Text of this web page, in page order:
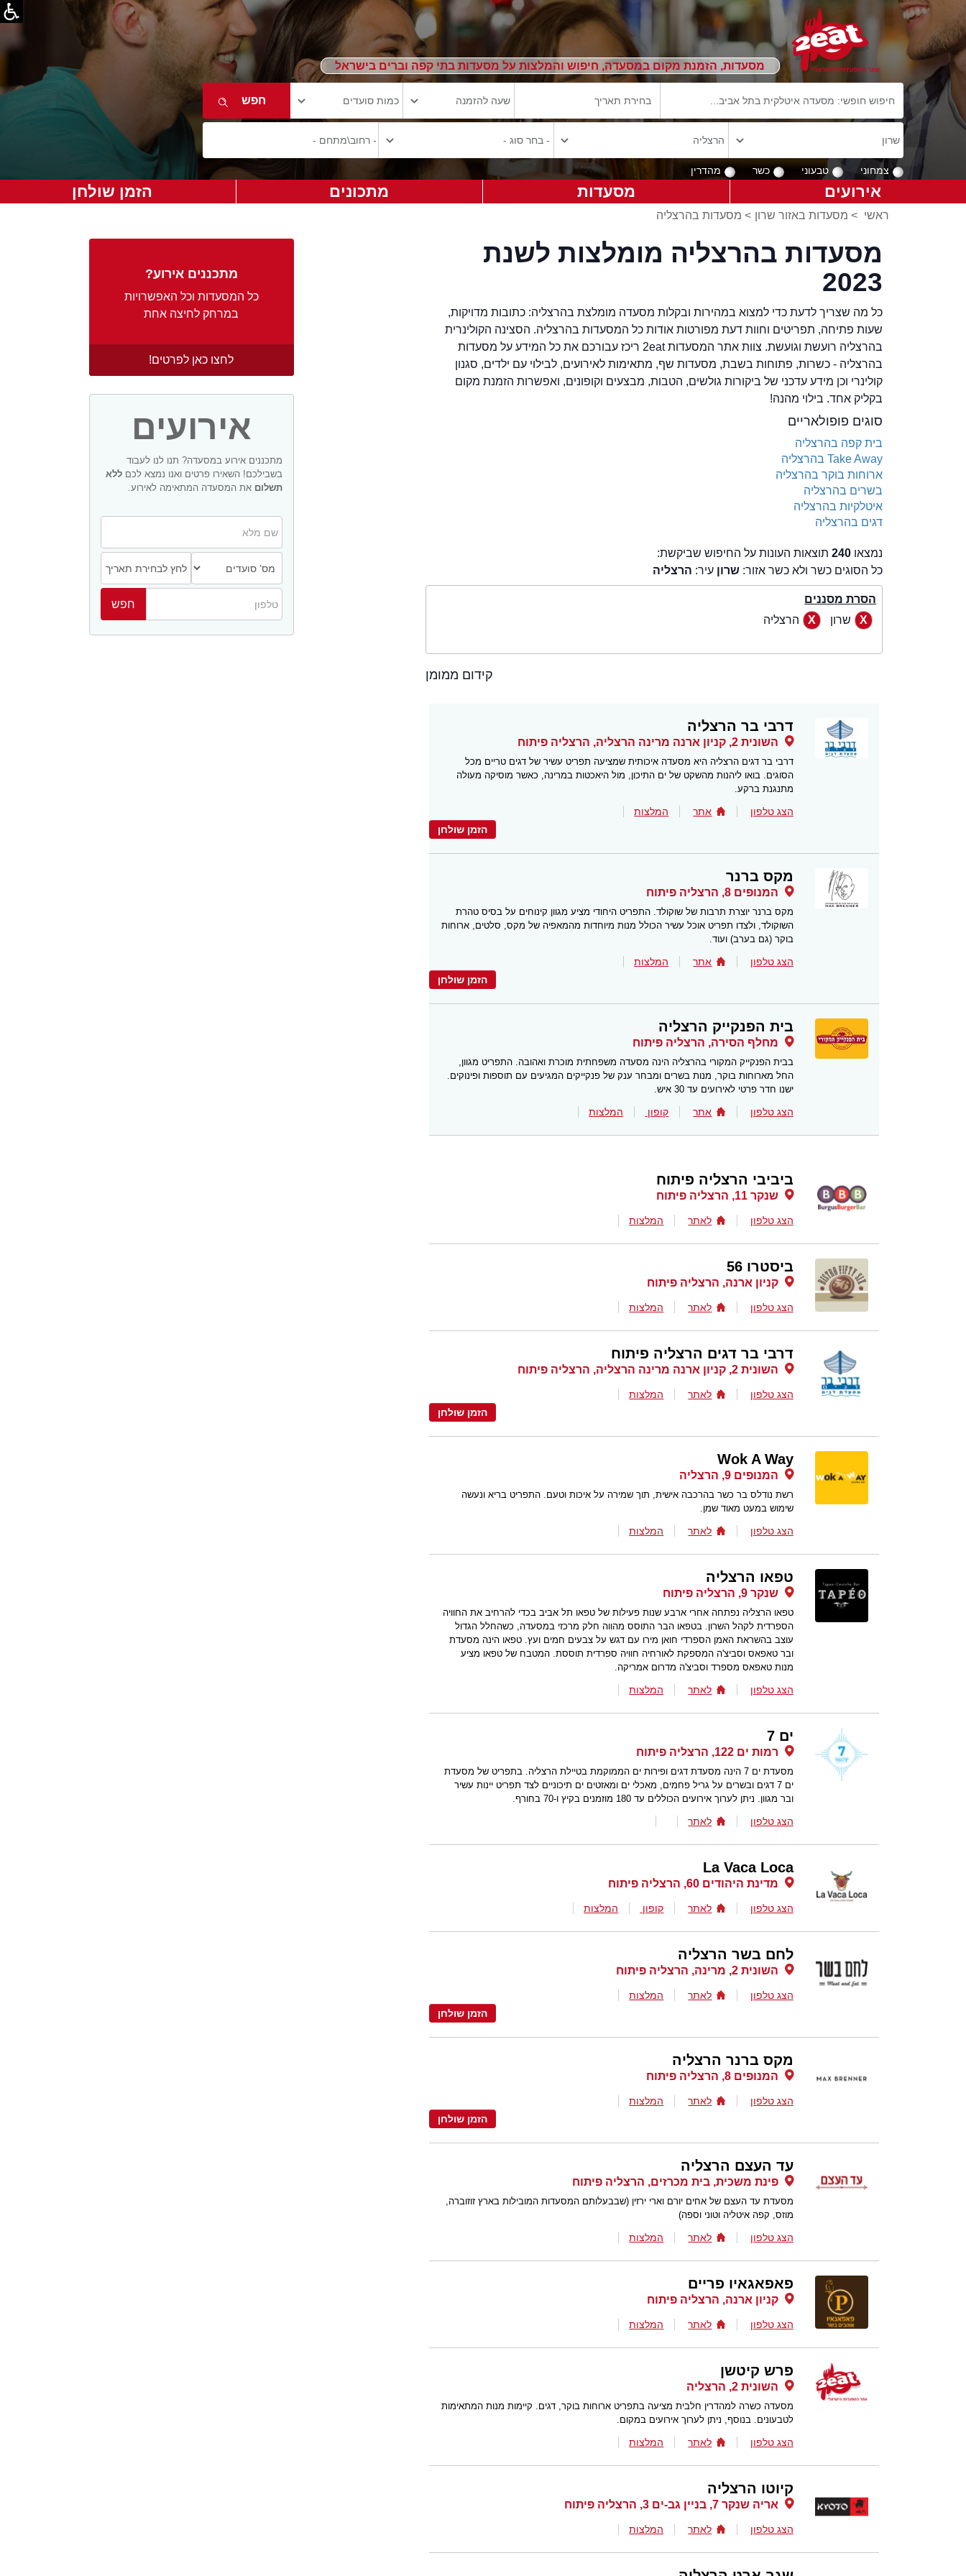
מסעדות, הזמנת מקום במסעדה, חיפוש והמלצות על מסעדות בתי קפה וברים בישראל
צמחוני טבעוני כשר מהדרין
אירועים מסעדות מתכונים הזמן שולחן
ראשי > מסעדות באזור שרון > מסעדות בהרצליה
מתכננים אירוע?
כל המסעדות וכל האפשרויות
במרחק לחיצה אחת
לחצו כאן לפרטים!
אירועים
מתכננים אירוע במסעדה? תנו לנו לעבוד
בשבילכם! השאירו פרטים ואנו נמצא לכם ללא
תשלום את המסעדה המתאימה לאירוע.
מסעדות בהרצליה מומלצות לשנת
2023
כל מה שצריך לדעת כדי למצוא במהירות ובקלות מסעדה מומלצת בהרצליה: כתובות מדויקות,
שעות פתיחה, תפריטים וחוות דעת מפורטות אודות כל המסעדות בהרצליה. הסצינה הקולינרית
בהרצליה רועשת וגועשת. צוות אתר המסעדות 2eat ריכז עבורכם את כל המידע על מסעדות
בהרצליה - כשרות, פתוחות בשבת, מסעדות שף, מתאימות לאירועים, לבילוי עם ילדים, סגנון
קולינרי וכן מידע עדכני של ביקורות גולשים, הטבות, מבצעים וקופונים, ואפשרות הזמנת מקום
בקליק אחד. בילוי מהנה!
סוגים פופולאריים
בית קפה בהרצליה
Take Away בהרצליה
ארוחות בוקר בהרצליה
בשרים בהרצליה
איטלקיות בהרצליה
דגים בהרצליה
נמצאו 240תוצאות העונות על החיפוש שביקשת:
כל הסוגים כשר ולא כשר אזור: שרון עיר: הרצליה
הסרת מסננים
שרון
הרצליה
קידום ממומן
דרבי בר הרצליה
השונית 2, קניון ארנה מרינה הרצליה, הרצליה פיתוח
דרבי בר דגים הרצליה היא מסעדה איכותית שמציעה תפריט עשיר של דגים טריים מכל
הסוגים. בואו ליהנות מהשקט של ים התיכון, מול היאכטות במרינה, כאשר מוסיקה מעולה
מתנגנת ברקע.
הצג טלפון אתר
המלצות
הזמן שולחן
מקס ברנר
המנופים 8, הרצליה פיתוח
מקס ברנר יוצרת תרבות של שוקולד. התפריט היחודי מציע מגוון קינוחים על בסיס טהרת
השוקולד, ולצדו תפריט אוכל עשיר הכולל מנות מיוחדות מהמאפיה של מקס, סלטים, ארוחות
בוקר (גם בערב) ועוד.
הצג טלפון אתר
המלצות
הזמן שולחן
בית הפנקייק הרצליה
מחלף הסירה, הרצליה פיתוח
בבית הפנקייק המקורי בהרצליה הינה מסעדה משפחתית מוכרת ואהובה. התפריט מגוון,
החל מארוחות בוקר, מנות בשרים ומבחר ענק של פנקייקים המגיעים עם תוספות ופינוקים.
ישנו חדר פרטי לאירועים עד 30 איש.
הצג טלפון אתר קופון המלצות
ביביבי הרצליה פיתוח
שנקר 11, הרצליה פיתוח
הצג טלפון לאתר המלצות
ביסטרו 56
קניון ארנה, הרצליה פיתוח
הצג טלפון לאתר המלצות
דרבי בר דגים הרצליה פיתוח
השונית 2, קניון ארנה מרינה הרצליה, הרצליה פיתוח
הצג טלפון לאתר
המלצות
הזמן שולחן
Wok A Way
המנופים 9, הרצליה
רשת נודלס בר כשר בהרכבה אישית, תוך שמירה על איכות וטעם. התפריט בריא ונעשה
שימוש במעט מאוד שמן.
הצג טלפון לאתר המלצות
טפאו הרצליה
שנקר 9, הרצליה פיתוח
טפאו הרצליה נפתחה אחרי ארבע שנות פעילות של טפאו תל אביב בכדי להרחיב את החוויה
הספרדית לקהל השרון. בטפאו הבר התוסס מהווה חלק מרכזי במסעדה, כשהחלל הגדול
עוצב בהשראת האמן הספרדי חואן מירו עם דגש על צבעים חמים ועץ. טפאו הינה מסעדת
ובר טאפאס וסביצ'ה המספקת לאורחיה חוויה ספרדית תוססת. המטבח של טפאו מציע
מנות טאפאס מספרד וסביצ'ה מדרום אמריקה.
הצג טלפון לאתר המלצות
ים 7
רמות ים 122, הרצליה פיתוח
מסעדת ים 7 הינה מסעדת דגים ופירות ים הממוקמת בטיילת הרצליה. בתפריט של מסעדת
ים 7 דגים ובשרים על גריל פחמים, מאכלי ים ומאזטים ים תיכוניים לצד תפריט יינות עשיר
ובר מגוון. ניתן לערוך אירועים הכוללים עד 180 מוזמנים בקיץ ו-70 בחורף.
הצג טלפון לאתר
La Vaca Loca
מדינת היהודים 60, הרצליה פיתוח
הצג טלפון לאתר קופון המלצות
לחם בשר הרצליה
השונית 2, מרינה, הרצליה פיתוח
הצג טלפון לאתר
המלצות
הזמן שולחן
מקס ברנר הרצליה
המנופים 8, הרצליה פיתוח
הצג טלפון לאתר
המלצות
הזמן שולחן
עד העצם הרצליה
פינת משכית, בית מכרזים, הרצליה פיתוח
מסעדת עד העצם של אחים יורם וארי ירזין (שבבעלותם המסעדות המובילות בארץ זוזוברה,
מוזס, קפה איטליה וטוני וספה)
הצג טלפון לאתר המלצות
פאפאגאיו פריים
קניון ארנה, הרצליה פיתוח
הצג טלפון לאתר המלצות
פרש קיטשן
השונית 2, הרצליה
מסעדה כשרה למהדרין חלבית מציעה בתפריט ארוחות בוקר, דגים. קיימות מנות המתאימות
לטבעונים. בנוסף, ניתן לערוך אירועים במקום.
הצג טלפון לאתר המלצות
קיוטו הרצליה
אריה שנקר 7, בניין גב-ים 3, הרצליה פיתוח
הצג טלפון לאתר המלצות